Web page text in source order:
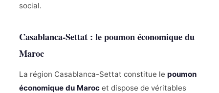
social.
Casablanca-Settat : le poumon économique du
Maroc
La région Casablanca-Settat constitue le poumon
économique du Maroc et dispose de véritables